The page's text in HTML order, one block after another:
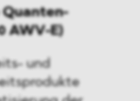
AWV-E)
und